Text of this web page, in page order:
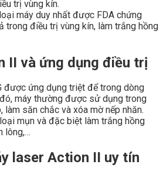
trị vùng kín.
máy duy nhất được FDA chứng
trong điều trị vùng kín, làm trắng hồng
II và ứng dụng điều trị
được ứng dụng triệt để trong dòng
máy thường được sử dụng trong
làm săn chắc và xóa mờ nếp nhăn.
mụn và đặc biệt làm trắng hồng
lông,…
laser Action II uy tín